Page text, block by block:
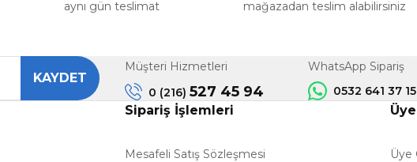
Gönder
aynı gün teslimat
mağazadan teslim alabilirsiniz
KAYDET
Müşteri Hizmetleri
0 (216) 527 45 94
WhatsApp Sipariş
0532 641 37 15
Sipariş İşlemleri
Mesafeli Satış Sözleşmesi Üye